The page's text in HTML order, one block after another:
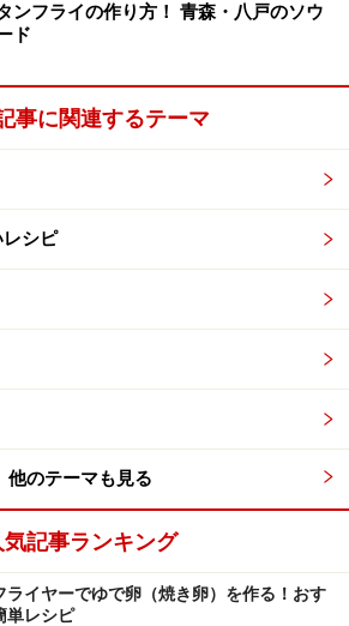
ンフライの作り方！ 青森・八戸のソウ
ド
事に関連するテーマ
シピ
他のテーマも見る
気記事ランキング
ライヤーでゆで卵（焼き卵）を作る！おす
単レシピ